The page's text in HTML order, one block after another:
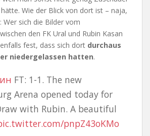
Wie der Blick von dort ist – naja,
Wer sich die Bilder vom
den FK Ural und Rubin Kasan
fest, dass sich dort durchaus
niedergelassen hatten.
FT: 1-1. The new
Arena opened today for
with Rubin. A beautiful
pnpZ43oKMo